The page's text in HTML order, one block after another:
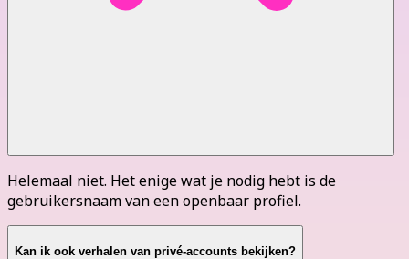
Helemaal niet. Het enige wat je nodig hebt is de
gebruikersnaam van een openbaar profiel.
Kan ik ook verhalen van privé-accounts bekijken?